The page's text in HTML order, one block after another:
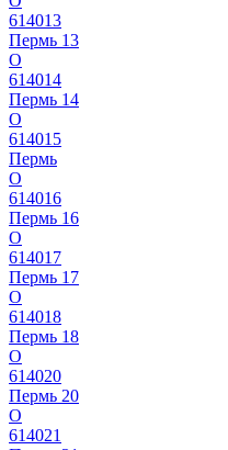
614013
Пермь 13
О
614014
Пермь 14
О
614015
Пермь
О
614016
Пермь 16
О
614017
Пермь 17
О
614018
Пермь 18
О
614020
Пермь 20
О
614021